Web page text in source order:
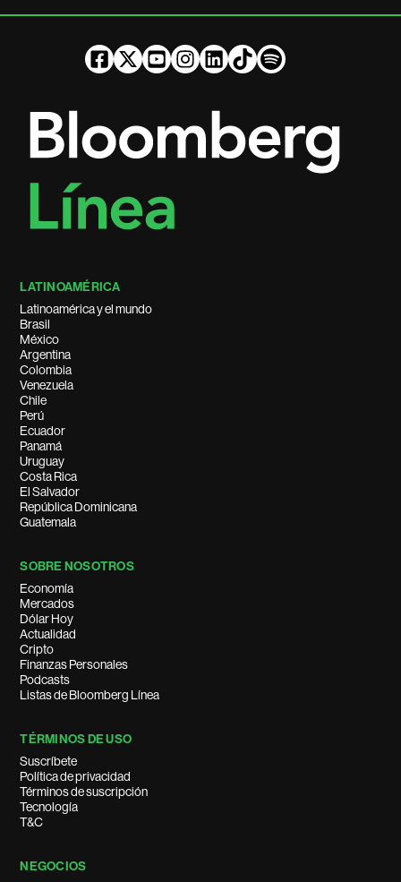
LATINOAMÉRICA
Latinoamérica y el mundo
Brasil
México
Argentina
Colombia
Venezuela
Chile
Perú
Ecuador
Panamá
Uruguay
Costa Rica
El Salvador
República Dominicana
Guatemala
SOBRE NOSOTROS
Economía
Mercados
Dólar Hoy
Actualidad
Cripto
Finanzas Personales
Podcasts
Listas de Bloomberg Línea
TÉRMINOS DE USO
Suscríbete
Política de privacidad
Términos de suscripción
Tecnología
T&C
NEGOCIOS